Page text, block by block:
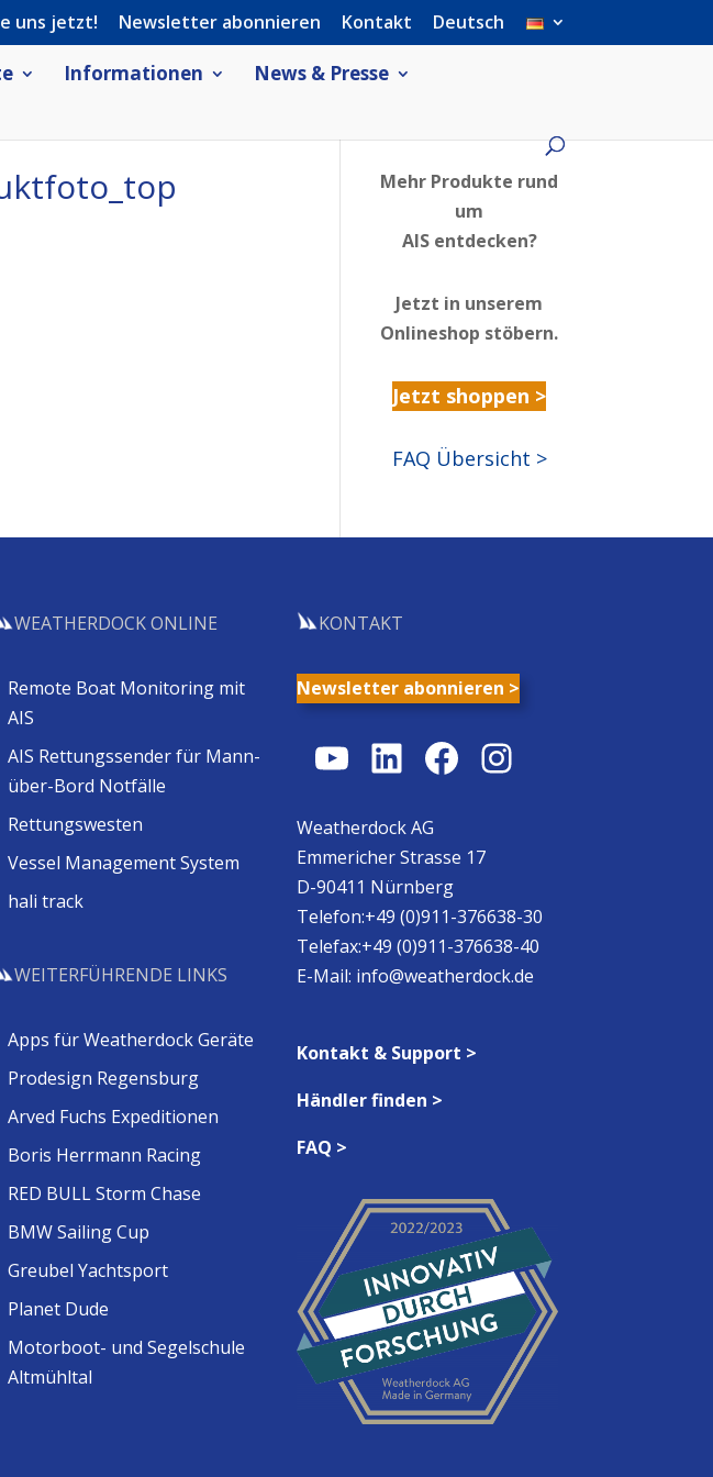
uns jetzt! Newsletter abonnieren Kontakt Deutsch
Informationen
News & Presse
Mehr Produkte rund
um
AIS entdecken?
Jetzt in unserem
Onlineshop stöbern.
Jetzt shoppen >
FAQ Übersicht >
WEATHERDOCK ONLINE
Remote Boat Monitoring mit
AIS
AIS Rettungssender für Mann-
über-Bord Notfälle
Rettungswesten
Vessel Management System
hali track
WEITERFÜHRENDE LINKS
Apps für Weatherdock Geräte
Prodesign Regensburg
Arved Fuchs Expeditionen
Boris Herrmann Racing
RED BULL Storm Chase
BMW Sailing Cup
Greubel Yachtsport
Planet Dude
Motorboot- und Segelschule
Altmühltal
KONTAKT
Newsletter abonnieren >
YouTube
LinkedIn
Facebook
Instagram
Weatherdock AG
Emmericher Strasse 17
D-90411 Nürnberg
Telefon:+49 (0)911-376638-30
Telefax:+49 (0)911-376638-40
E-Mail: info@weatherdock.de
Kontakt & Support >
Händler finden >
FAQ >